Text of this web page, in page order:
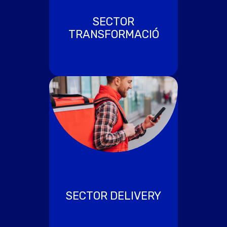
SECTOR
TRANSFORMACIÓ
SECTOR DELIVERY